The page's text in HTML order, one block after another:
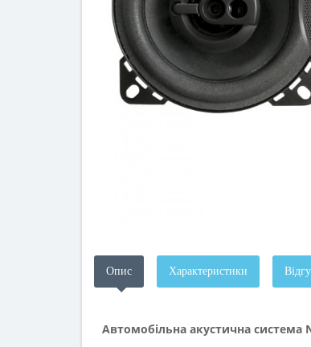
Опис Характеристики
Автомобільна акустична система